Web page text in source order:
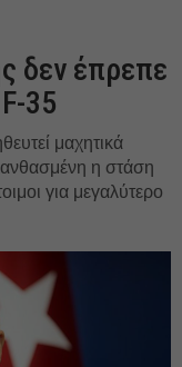
δεν έπρεπε
35
μαχητικά
η στάση
για μεγαλύτερο